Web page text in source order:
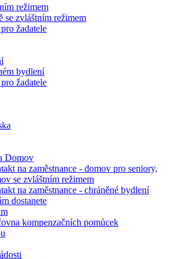
režimem
se zvláštním režimem
žadatele
bydlení
žadatele
Domov
na zaměstnance - domov pro seniory,
se zvláštním režimem
na zaměstnance - chráněné bydlení
dostanete
kompenzačních pomůcek